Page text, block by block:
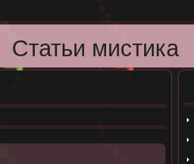
Статьи мистика